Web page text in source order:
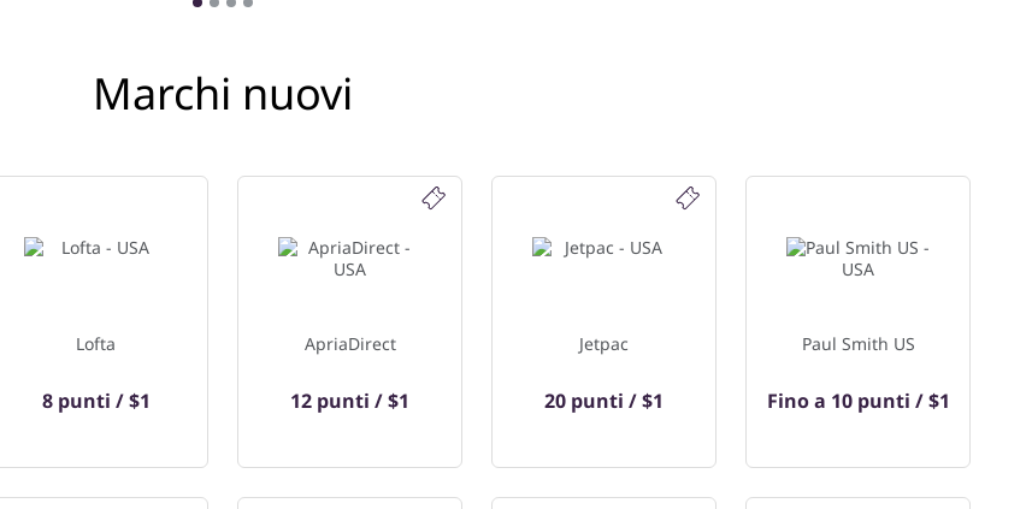
Marchi nuovi
Lofta
8 punti / $1
ApriaDirect
12 punti / $1
Jetpac
20 punti / $1
Paul Smith US
Fino a 10 punti / $1